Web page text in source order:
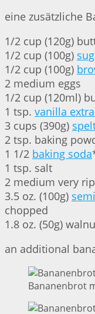
eine zusätzliche
1/2 cup (120g)
1/2 cup (100g)
1/2 cup (100g)
2 medium eggs
1/2 cup (120ml)
1 tsp. vanilla
3 cups (390g)
2 tsp. baking
1 1/2 baking soda
1 tsp. salt
2 medium very
3.5 oz. (100g)
chopped
1.8 oz. (50g)
an additional
Bananenbrot